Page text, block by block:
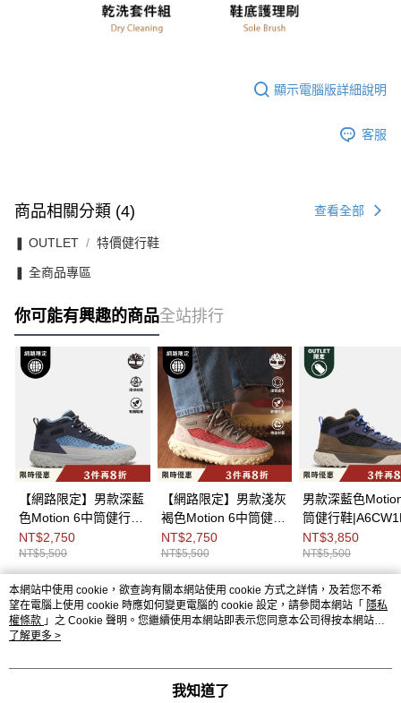
顯示電腦版詳細說明
客服
商品相關分類 (4) 查看全部
❚ OUTLET 特價健行鞋
❚ 全商品專區
你可能有興趣的商品全站排行
【網路限定】男款深藍
色Motion 6中筒健行
鞋|A6CW1EP3
NT$2,750
NT$5,500
【網路限定】男款淺灰
褐色Motion 6中筒健行
鞋|A6CW1EO3
NT$2,750
NT$5,500
男款深藍色
筒健行鞋
NT$3,850
NT$5,500
熱門標籤
本網站中使用 cookie，欲查詢有關本網站使用 cookie 方式之詳情，及若您不希
望在電腦上使用 cookie 時應如何變更電腦的 cookie 設定，請參閱本網站「 隱私
權條款 」之 Cookie 聲明。您繼續使用本網站即表示您同意本公司得按本網站使
用條款之 Cookie 聲明使用 cookie。
了解更多 >
我知道了